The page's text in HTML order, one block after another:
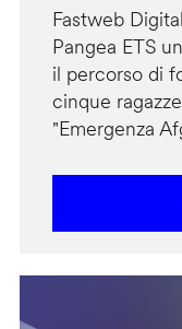
Fastweb
Pangea ETS
il percorso di
cinque
"Emergenza